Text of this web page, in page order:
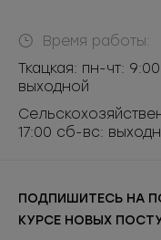
Время работы:
Ткацкая: пн-чт:
выходной
17:00 сб-вс:
ПОДПИШИТЕСЬ НА
КУРСЕ НОВЫХ